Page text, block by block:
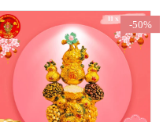
-50%